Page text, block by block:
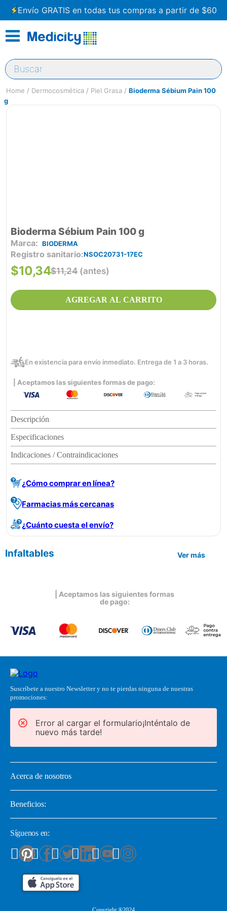
Envío GRATIS en todas tus compras a partir de $60
Buscar
Dermocosmética Piel Grasa
Bioderma Sébium Pain 100
g
Bioderma Sébium Pain 100 g
BIODERMA
Registro sanitario NSOC20731-17EC
$11,24 (antes)
$10,34
AGREGAR AL CARRITO
En existencia para envío inmediato. Entrega de 1 a 3 horas.
| Aceptamos las siguientes formas de pago:
Descripción
Especificaciones
Indicaciones / Contraindicaciones
¿Cómo comprar en línea?
Farmacias más cercanas
¿Cuánto cuesta el envío?
Infaltables Ver más
| Aceptamos las siguientes formas
de pago:
Suscríbete a nuestro Newsletter y no te pierdas ninguna de nuestras
promociones:
Error al cargar el formulario¡Inténtalo de
nuevo más tarde!
Acerca de nosotros
Beneficios:
Síguenos en: